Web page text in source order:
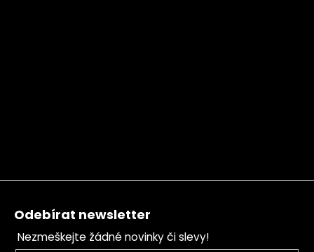
Zápatí
Odebírat newsletter
Nezmeškejte žádné novinky či slevy!